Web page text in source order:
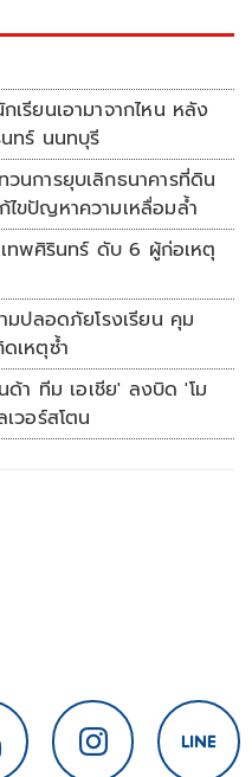
เรียนเอามาจากไหน หลัง
ทร์ นนทบุรี
นการยุบเลิกธนาคารที่ดิน
ไขปัญหาความเหลื่อมล้ำ
ทพศิรินทร์ ดับ 6 ผู้ก่อเหตุ
มปลอดภัยโรงเรียน คุม
เหตุซ้ำ
า ทีม เอเชีย' ลงบิด 'โม
วอร์สโตน